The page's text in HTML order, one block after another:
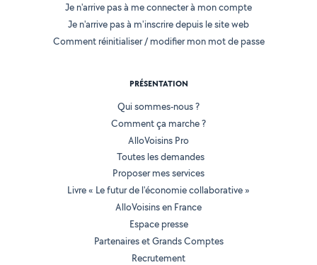
Je n'arrive pas à me connecter à mon compte
Je n'arrive pas à m'inscrire depuis le site web
Comment réinitialiser / modifier mon mot de passe
PRÉSENTATION
Qui sommes-nous ?
Comment ça marche ?
AlloVoisins Pro
Toutes les demandes
Proposer mes services
Livre « Le futur de l'économie collaborative »
AlloVoisins en France
Espace presse
Partenaires et Grands Comptes
Recrutement